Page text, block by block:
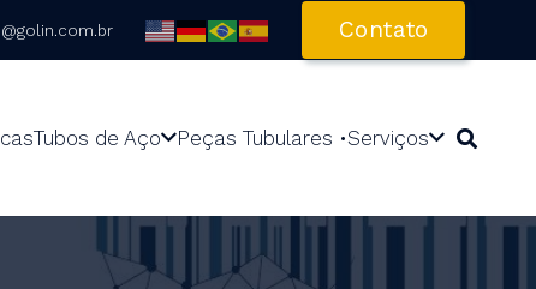
Contato
Tubos de Aço Peças Tubulares •Serviços